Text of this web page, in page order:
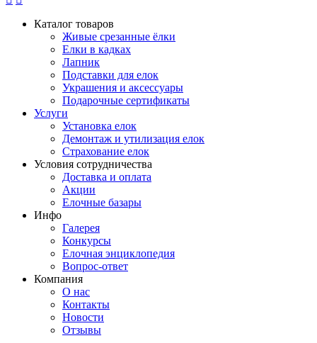
Каталог товаров
Живые срезанные ёлки
Елки в кадках
Лапник
Подставки для елок
Украшения и аксессуары
Подарочные сертификаты
Услуги
Установка елок
Демонтаж и утилизация елок
Страхование елок
Условия сотрудничества
Доставка и оплата
Акции
Елочные базары
Инфо
Галерея
Конкурсы
Елочная энциклопедия
Вопрос-ответ
Компания
О нас
Контакты
Новости
Отзывы